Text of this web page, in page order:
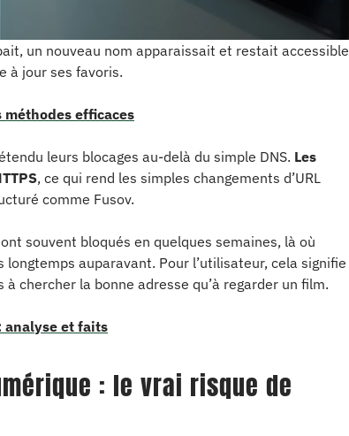
un nouveau nom apparaissait et restait accessible
à jour ses favoris.
efficaces
leurs blocages au-delà du simple DNS. Les
, ce qui rend les simples changements d’URL
comme Fusov.
souvent bloqués en quelques semaines, là où
auparavant. Pour l’utilisateur, cela signifie
chercher la bonne adresse qu’à regarder un film.
analyse et faits
: le vrai risque de